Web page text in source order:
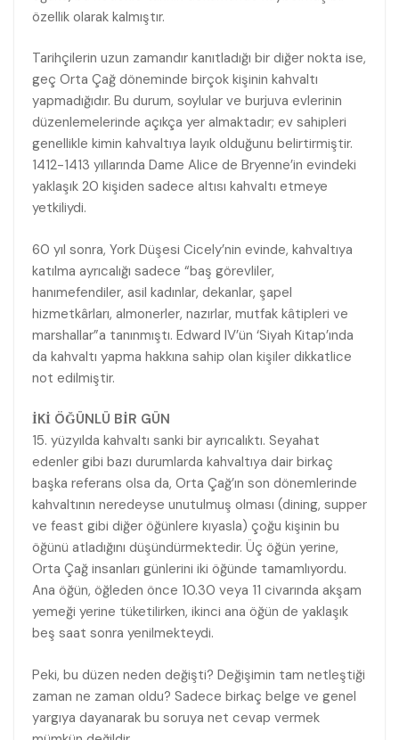
özellik olarak kalmıştır.
Tarihçilerin uzun zamandır kanıtladığı bir diğer nokta ise,
geç Orta Çağ döneminde birçok kişinin kahvaltı
yapmadığıdır. Bu durum, soylular ve burjuva evlerinin
düzenlemelerinde açıkça yer almaktadır; ev sahipleri
genellikle kimin kahvaltıya layık olduğunu belirtirmiştir.
1412-1413 yıllarında Dame Alice de Bryenne’in evindeki
yaklaşık 20 kişiden sadece altısı kahvaltı etmeye
yetkiliydi.
60 yıl sonra, York Düşesi Cicely’nin evinde, kahvaltıya
katılma ayrıcalığı sadece “baş görevliler,
hanımefendiler, asil kadınlar, dekanlar, şapel
hizmetkârları, almonerler, nazırlar, mutfak kâtipleri ve
marshallar”a tanınmıştı. Edward IV’ün ‘Siyah Kitap’ında
da kahvaltı yapma hakkına sahip olan kişiler dikkatlice
not edilmiştir.
İKİ ÖĞÜNLÜ BİR GÜN
15. yüzyılda kahvaltı sanki bir ayrıcalıktı. Seyahat
edenler gibi bazı durumlarda kahvaltıya dair birkaç
başka referans olsa da, Orta Çağ’ın son dönemlerinde
kahvaltının neredeyse unutulmuş olması (dining, supper
ve feast gibi diğer öğünlere kıyasla) çoğu kişinin bu
öğünü atladığını düşündürmektedir. Üç öğün yerine,
Orta Çağ insanları günlerini iki öğünde tamamlıyordu.
Ana öğün, öğleden önce 10.30 veya 11 civarında akşam
yemeği yerine tüketilirken, ikinci ana öğün de yaklaşık
beş saat sonra yenilmekteydi.
Peki, bu düzen neden değişti? Değişimin tam netleştiği
zaman ne zaman oldu? Sadece birkaç belge ve genel
yargıya dayanarak bu soruya net cevap vermek